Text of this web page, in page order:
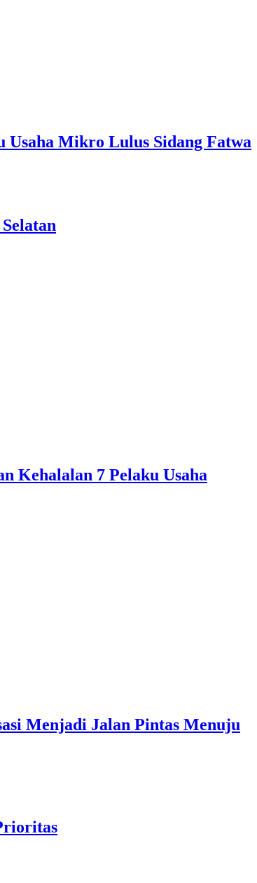
Mikro Lulus Sidang Fatwa
Kehalalan 7 Pelaku Usaha
Menjadi Jalan Pintas Menuju